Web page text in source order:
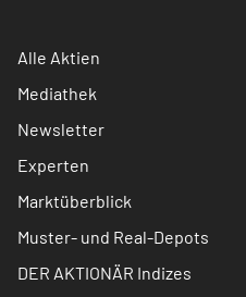
Alle Aktien
Mediathek
Newsletter
Experten
Marktüberblick
Muster- und Real-Depots
DER AKTIONÄR Indizes